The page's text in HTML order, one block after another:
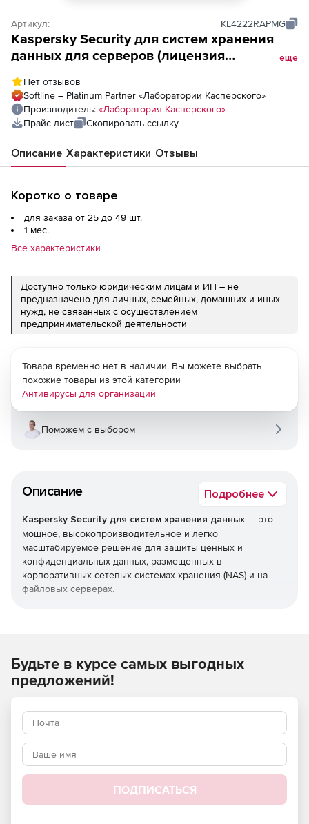
Артикул: KL4222RAPMG
Kaspersky Security для систем хранения
данных для серверов (лицензия
серверов
еще
Нет отзывов
Softline – Platinum Partner «Лаборатории Касперского»
Производитель: «Лаборатория Касперского»
Прайс-лист
Скопировать ссылку
Описание Характеристики Отзывы
Коротко о товаре
для заказа от 25 до 49 шт.
1 мес.
Все характеристики
Доступно только юридическим лицам и ИП – не
предназначено для личных, семейных, домашних и иных
нужд, не связанных с осуществлением
предпринимательской деятельности
Описание Подробнее
Kaspersky Security для систем хранения данных — это
мощное, высокопроизводительное и легко
масштабируемое решение для защиты ценных и
конфиденциальных данных, размещенных в
корпоративных сетевых системах хранения (NAS) и на
файловых серверах.
пользователей.
данных и получите максимальный уровень защиты от
нежелательных кибератак!
Товара временно нет в наличии. Вы можете выбрать
похожие товары из этой категории
Антивирусы для организаций
Поможем с выбором
Будьте в курсе самых выгодных
предложений!
ПОДПИСАТЬСЯ